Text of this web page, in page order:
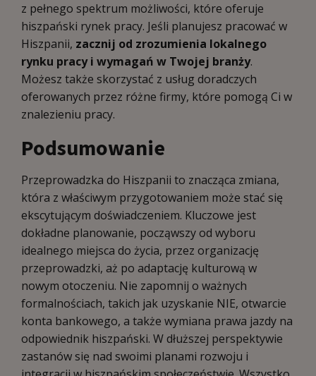
z pełnego spektrum możliwości, które oferuje
hiszpański rynek pracy. Jeśli planujesz pracować w
Hiszpanii, zacznij od zrozumienia lokalnego
rynku pracy i wymagań w Twojej branży.
Możesz także skorzystać z usług doradczych
oferowanych przez różne firmy, które pomogą Ci w
znalezieniu pracy.
Podsumowanie
Przeprowadzka do Hiszpanii to znacząca zmiana,
która z właściwym przygotowaniem może stać się
ekscytującym doświadczeniem. Kluczowe jest
dokładne planowanie, począwszy od wyboru
idealnego miejsca do życia, przez organizację
przeprowadzki, aż po adaptację kulturową w
nowym otoczeniu. Nie zapomnij o ważnych
formalnościach, takich jak uzyskanie NIE, otwarcie
konta bankowego, a także wymiana prawa jazdy na
odpowiednik hiszpański. W dłuższej perspektywie
zastanów się nad swoimi planami rozwoju i